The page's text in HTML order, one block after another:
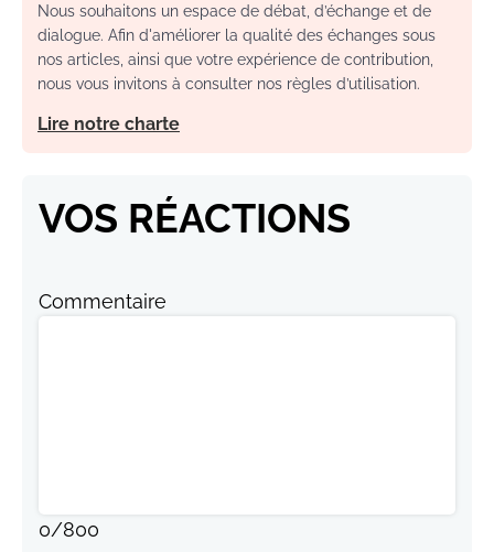
Nous souhaitons un espace de débat, d’échange et de
dialogue. Afin d'améliorer la qualité des échanges sous
nos articles, ainsi que votre expérience de contribution,
nous vous invitons à consulter nos règles d’utilisation.
Lire notre charte
VOS RÉACTIONS
Commentaire
0/800